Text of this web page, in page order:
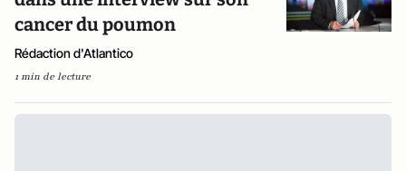
cancer du poumon
Rédaction d'Atlantico
1 min de lecture